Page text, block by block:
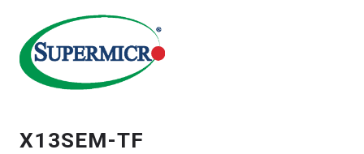
ニュース
よくある質問
会社案内
X13SEM-TF